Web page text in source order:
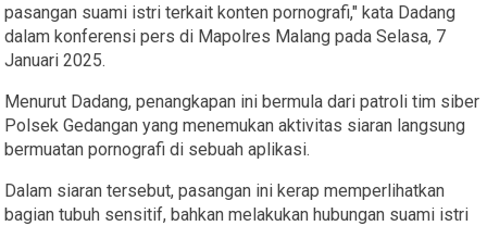
pasangan suami istri terkait konten pornografi," kata Dadang
dalam konferensi pers di Mapolres Malang pada Selasa, 7
Januari 2025.
Menurut Dadang, penangkapan ini bermula dari patroli tim siber
Polsek Gedangan yang menemukan aktivitas siaran langsung
bermuatan pornografi di sebuah aplikasi.
Dalam siaran tersebut, pasangan ini kerap memperlihatkan
bagian tubuh sensitif, bahkan melakukan hubungan suami istri